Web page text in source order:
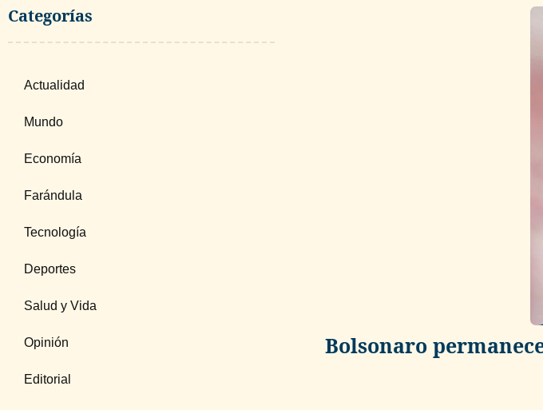
Categorías
Actualidad
Mundo
Economía
Farándula
Tecnología
Deportes
Salud y Vida
Opinión
Editorial
Bolsonaro